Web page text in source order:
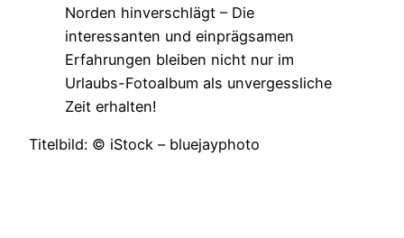
Norden hinverschlägt – Die
interessanten und einprägsamen
Erfahrungen bleiben nicht nur im
Urlaubs-Fotoalbum als unvergessliche
Zeit erhalten!
Titelbild: © iStock – bluejayphoto